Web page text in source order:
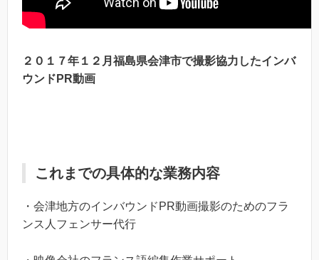
２０１７年１２月福島県会津市で撮影協力したインバ
ウンドPR動画
これまでの具体的な業務内容
・会津地方のインバウンドPR動画撮影のためのフラ
ンス人フェンサー代行